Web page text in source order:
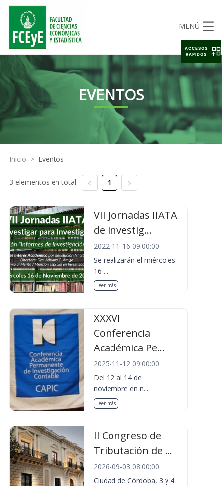
MENÚ
EVENTOS
Inicio > Eventos
3 elementos en total: 1
VII Jornadas IIATA
de investig...
2022-11-16 09:00:00
Se realizarán el miércoles
16 ...
Leer más
XXXVI
Conferencia
Académica Pe...
2025-11-12 09:00:00
Del 12 al 14 de
noviembre en n...
Leer más
II Congreso de
Tributación de ...
2026-09-03 08:00:00
Ciudad de Córdoba, 3 y 4
ACCESOS
RAPIDOS